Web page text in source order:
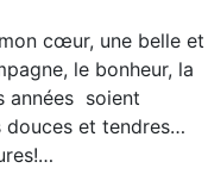
cœur, une belle et
le bonheur, la
années soient
douces et tendres…